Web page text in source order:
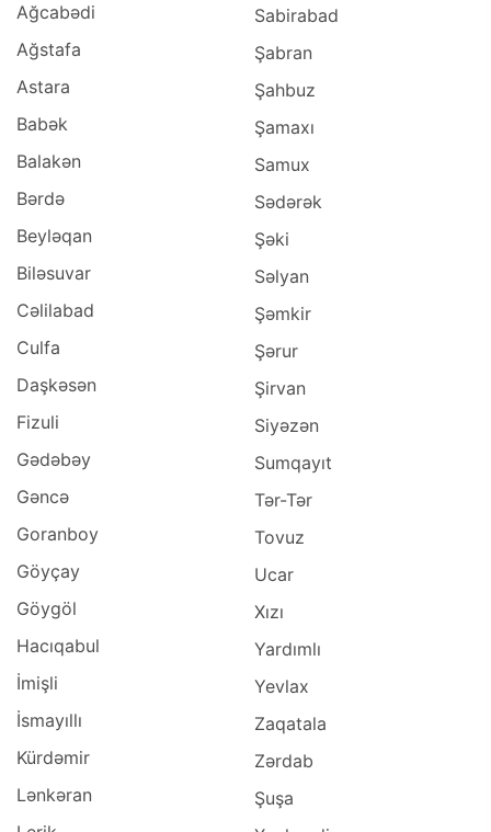
Ağcabədi
Ağstafa
Astara
Babək
Balakən
Bərdə
Beyləqan
Biləsuvar
Cəlilabad
Culfa
Daşkəsən
Fizuli
Gədəbəy
Gəncə
Goranboy
Göyçay
Göygöl
Hacıqabul
İmişli
İsmayıllı
Kürdəmir
Lənkəran
Sabirabad
Şabran
Şahbuz
Şamaxı
Samux
Sədərək
Şəki
Səlyan
Şəmkir
Şərur
Şirvan
Siyəzən
Sumqayıt
Tər-Tər
Tovuz
Ucar
Xızı
Yardımlı
Yevlax
Zaqatala
Zərdab
Şuşa